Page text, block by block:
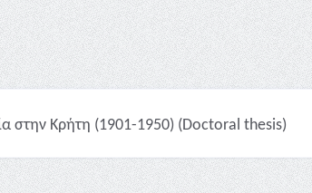
στην Κρήτη (1901-1950) (Doctoral thesis)